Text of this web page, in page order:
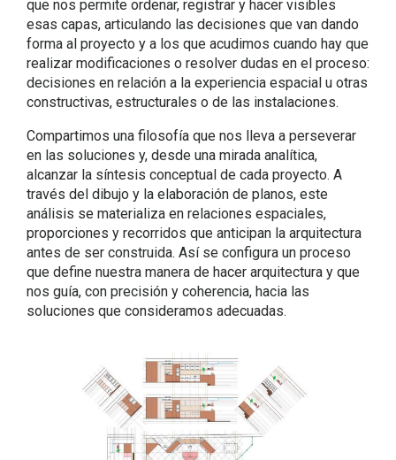
que nos permite ordenar, registrar y hacer visibles
esas capas, articulando las decisiones que van dando
forma al proyecto y a los que acudimos cuando hay que
realizar modificaciones o resolver dudas en el proceso:
decisiones en relación a la experiencia espacial u otras
constructivas, estructurales o de las instalaciones.
Compartimos una filosofía que nos lleva a perseverar
en las soluciones y, desde una mirada analítica,
alcanzar la síntesis conceptual de cada proyecto. A
través del dibujo y la elaboración de planos, este
análisis se materializa en relaciones espaciales,
proporciones y recorridos que anticipan la arquitectura
antes de ser construida. Así se configura un proceso
que define nuestra manera de hacer arquitectura y que
nos guía, con precisión y coherencia, hacia las
soluciones que consideramos adecuadas.